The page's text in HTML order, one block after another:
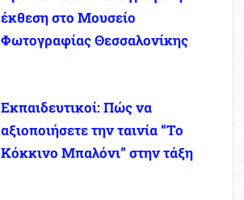
έκθεση στο Μουσείο
Φωτογραφίας Θεσσαλονίκης
Εκπαιδευτικοί: Πώς να
αξιοποιήσετε την ταινία “Το
Κόκκινο Μπαλόνι” στην τάξη